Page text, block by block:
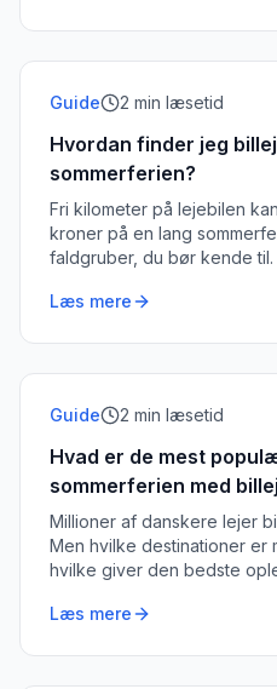
Guide 2 min læsetid
Hvordan finder jeg
sommerferien?
Fri kilometer på lejebilen
kroner på en lang
faldgruber, du bør kende til.
Læs mere
Guide 2 min læsetid
Hvad er de mest
sommerferien med
Millioner af danskere lejer
Men hvilke destinationer
hvilke giver den bedste
Læs mere